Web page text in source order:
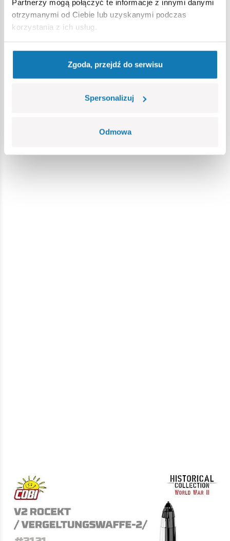
Partnerzy mogą połączyć te informacje z innymi danymi
otrzymanymi od Ciebie lub uzyskanymi podczas
korzystania z ich usług.
Zgoda, przejdź do serwisu
Spersonalizuj
Odmowa